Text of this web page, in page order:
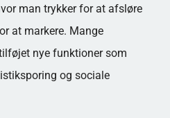
man trykker for at afsløre
at markere. Mange
nye funktioner som
og sociale